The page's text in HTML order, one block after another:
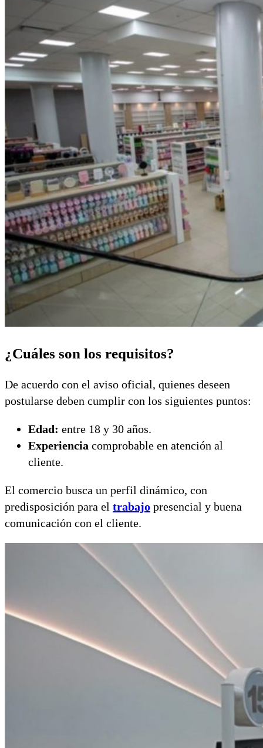
¿Cuáles son los requisitos?
De acuerdo con el aviso oficial, quienes deseen
postularse deben cumplir con los siguientes puntos:
Edad: entre 18 y 30 años.
Experiencia comprobable en atención al
cliente.
El comercio busca un perfil dinámico, con
predisposición para el trabajo presencial y buena
comunicación con el cliente.